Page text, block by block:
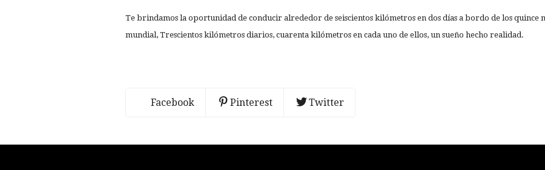
Te brindamos la oportunidad de conducir alrededor de seiscientos kilómetros en dos días a bordo de los quince
mundial, Trescientos kilómetros diarios, cuarenta kilómetros en cada uno de ellos, un sueño hecho realidad.
Facebook Pinterest Twitter